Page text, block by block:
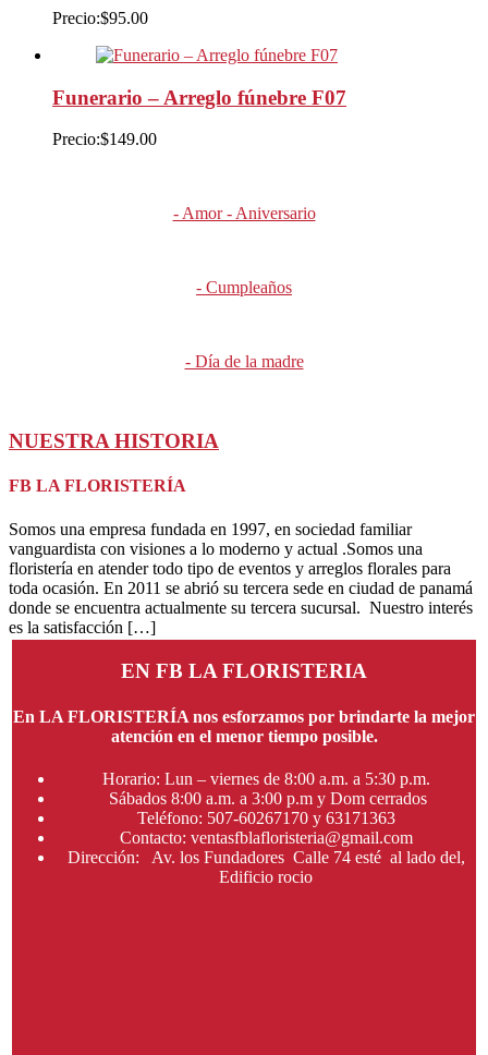
Precio:$95.00
Funerario – Arreglo fúnebre F07
Precio:$149.00
- Amor - Aniversario
- Cumpleaños
- Día de la madre
NUESTRA HISTORIA
FB LA FLORISTERÍA
Somos una empresa fundada en 1997, en sociedad familiar
vanguardista con visiones a lo moderno y actual .Somos una
floristería en atender todo tipo de eventos y arreglos florales para
toda ocasión. En 2011 se abrió su tercera sede en ciudad de panamá
donde se encuentra actualmente su tercera sucursal. Nuestro interés
es la satisfacción […]
EN FB LA FLORISTERIA
En LA FLORISTERÍA nos esforzamos por brindarte la mejor
atención en el menor tiempo posible.
Horario: Lun – viernes de 8:00 a.m. a 5:30 p.m.
Sábados 8:00 a.m. a 3:00 p.m y Dom cerrados
Teléfono: 507-60267170 y 63171363
Contacto: ventasfblafloristeria@gmail.com
Dirección: Av. los Fundadores Calle 74 esté al lado del,
Edificio rocio